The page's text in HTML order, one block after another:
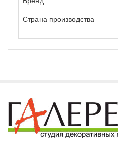
Страна производства